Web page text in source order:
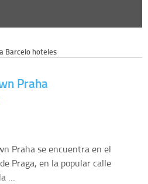
Barcelo hoteles
Praha
Praha se encuentra en el
Praga, en la popular calle
…